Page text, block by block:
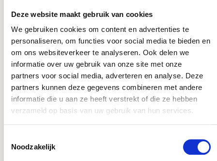
Deze website maakt gebruik van cookies
We gebruiken cookies om content en advertenties te
personaliseren, om functies voor social media te bieden en
om ons websiteverkeer te analyseren. Ook delen we
informatie over uw gebruik van onze site met onze
partners voor social media, adverteren en analyse. Deze
partners kunnen deze gegevens combineren met andere
informatie die u aan ze heeft verstrekt of die ze hebben
verzameld op basis van uw gebruik van hun services.
Noodzakelijk
Dit product komt voor in de volgende
categorieën:
Messing
Gerelateerde producten: